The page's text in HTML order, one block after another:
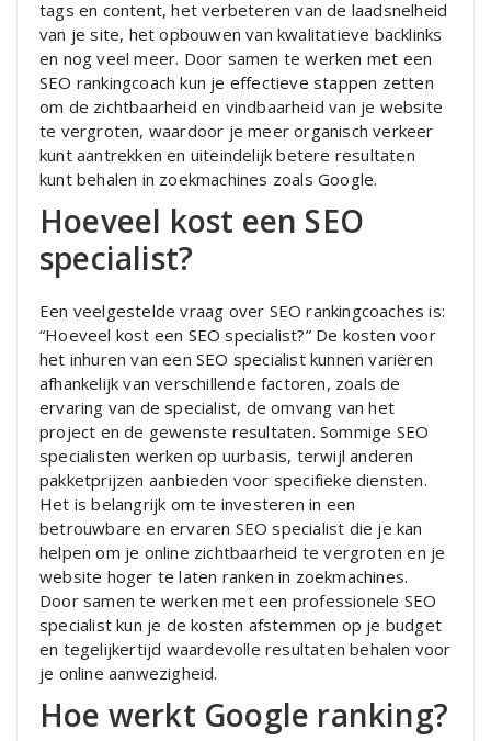
tags en content, het verbeteren van de laadsnelheid
van je site, het opbouwen van kwalitatieve backlinks
en nog veel meer. Door samen te werken met een
SEO rankingcoach kun je effectieve stappen zetten
om de zichtbaarheid en vindbaarheid van je website
te vergroten, waardoor je meer organisch verkeer
kunt aantrekken en uiteindelijk betere resultaten
kunt behalen in zoekmachines zoals Google.
Hoeveel kost een SEO
specialist?
Een veelgestelde vraag over SEO rankingcoaches is:
“Hoeveel kost een SEO specialist?” De kosten voor
het inhuren van een SEO specialist kunnen variëren
afhankelijk van verschillende factoren, zoals de
ervaring van de specialist, de omvang van het
project en de gewenste resultaten. Sommige SEO
specialisten werken op uurbasis, terwijl anderen
pakketprijzen aanbieden voor specifieke diensten.
Het is belangrijk om te investeren in een
betrouwbare en ervaren SEO specialist die je kan
helpen om je online zichtbaarheid te vergroten en je
website hoger te laten ranken in zoekmachines.
Door samen te werken met een professionele SEO
specialist kun je de kosten afstemmen op je budget
en tegelijkertijd waardevolle resultaten behalen voor
je online aanwezigheid.
Hoe werkt Google ranking?